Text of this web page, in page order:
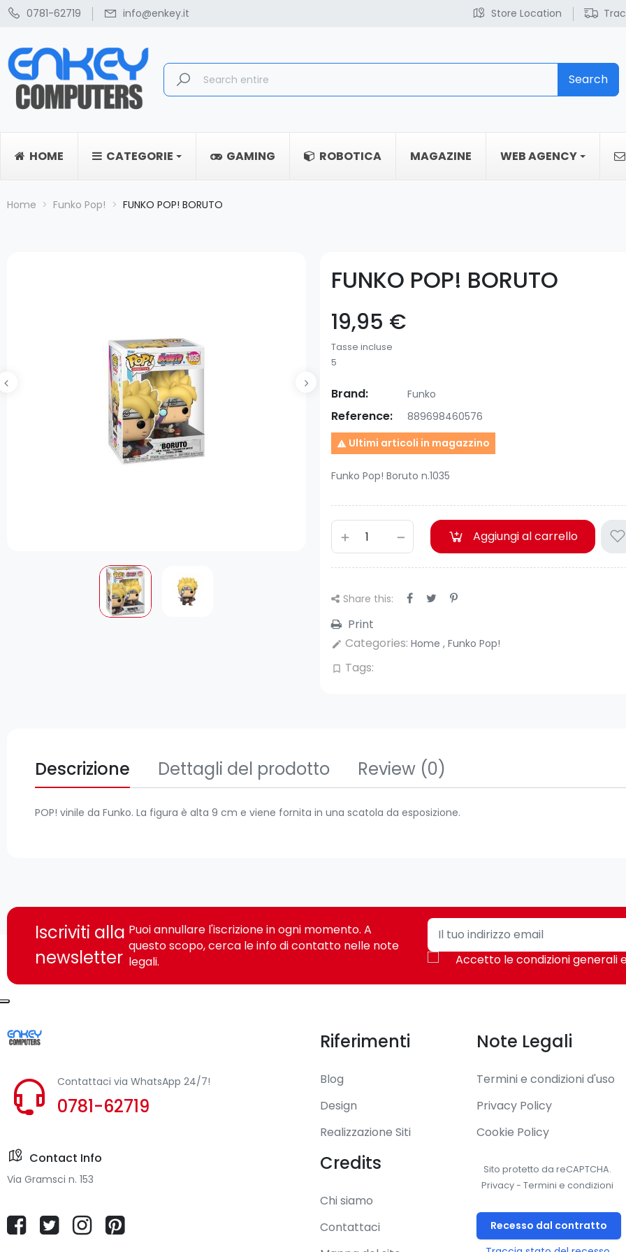
0781-62719 info@enkey.it Store Location
Search
HOME CATEGORIE GAMING ROBOTICA MAGAZINE WEB AGENCY
Home Funko Pop! FUNKO POP! BORUTO
FUNKO POP! BORUTO
19,95 €
Tasse incluse
5
Brand: Funko
Reference: 889698460576
 Ultimi articoli in magazzino
Funko Pop! Boruto n.1035
Aggiungi al carrello
Share this:
Print
edit Categories: Home , Funko Pop!
bookmark_border Tags:
Descrizione Dettagli del prodotto Review (0)
POP! vinile da Funko. La figura è alta 9 cm e viene fornita in una scatola da esposizione.
Iscriviti alla
newsletter
Puoi annullare l'iscrizione in ogni momento. A
questo scopo, cerca le info di contatto nelle note
legali.
Accetto le condizioni generali
Contattaci via WhatsApp 24/7!
0781-62719
Contact Info
Via Gramsci n. 153
Riferimenti
Blog
Design
Realizzazione Siti
Credits
Chi siamo
Contattaci
Note Legali
Termini e condizioni d'uso
Privacy Policy
Cookie Policy
Sito protetto da reCAPTCHA.
Privacy-Termini e condizioni
Recesso dal contratto